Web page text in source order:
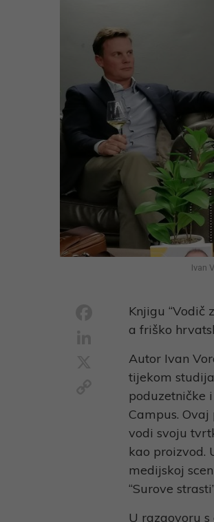
Ivan
Facebook
LinkedIn
Copy
Link
Knjigu “Vodič
a friško
Autor Ivan
tijekom
poduzetničke
Campus.
vodi svoju
kao proizvod.
medijskoj
“Surove
U razgovoru s